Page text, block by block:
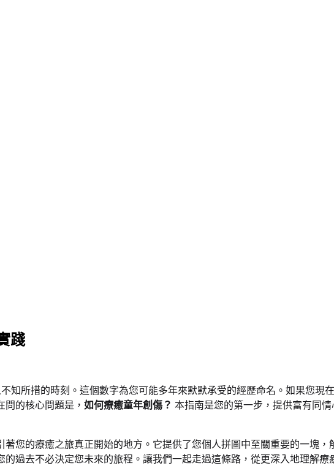
踐
知所措的時刻。這個數字為您可能多年來默默承受的經歷命名。如果您現
的核心問題是， 如何療癒童年創傷？ 本指南是您的第一步，提供富有同
您的療癒之旅真正開始的地方。它提供了您個人拼圖中至關重要的一塊
過去不必決定您未來的旅程。讓我們一起走過這條路，從更深入地理解